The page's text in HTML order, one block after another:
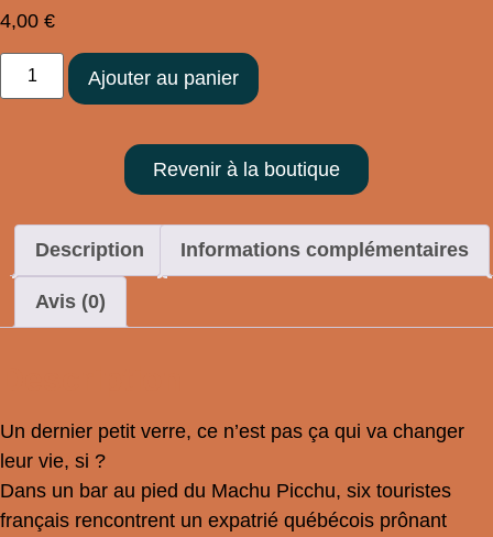
4,00 €
Ajouter au panier
Revenir à la boutique
Description Informations complémentaires
Avis (0)
Un dernier petit verre, ce n’est pas ça qui va changer
leur vie, si ?
Dans un bar au pied du Machu Picchu, six touristes
français rencontrent un expatrié québécois prônant